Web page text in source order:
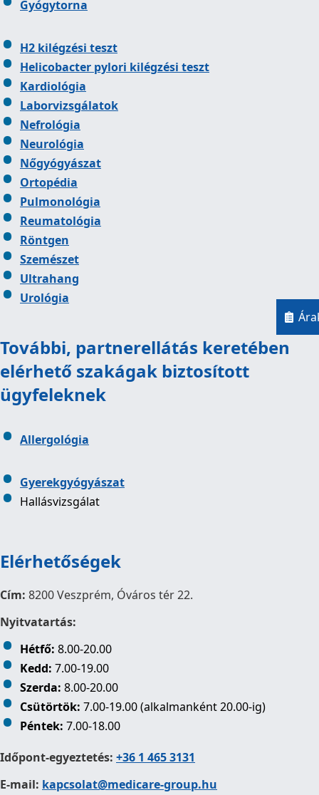
Gyógytorna
H2 kilégzési teszt
Helicobacter pylori kilégzési teszt
Kardiológia
Laborvizsgálatok
Nefrológia
Neurológia
Nőgyógyászat
Ortopédia
Pulmonológia
Reumatológia
Röntgen
Szemészet
Ultrahang
Urológia
További, partnerellátás keretében
elérhető szakágak biztosított
ügyfeleknek
Allergológia
Gyerekgyógyászat
Hallásvizsgálat
Elérhetőségek
Cím: 8200 Veszprém, Óváros tér 22.
Nyitvatartás:
Hétfő: 8.00-20.00
Kedd: 7.00-19.00
Szerda: 8.00-20.00
Csütörtök: 7.00-19.00 (alkalmanként 20.00-ig)
Péntek: 7.00-18.00
Időpont-egyeztetés: +36 1 465 3131
E-mail: kapcsolat@medicare-group.hu